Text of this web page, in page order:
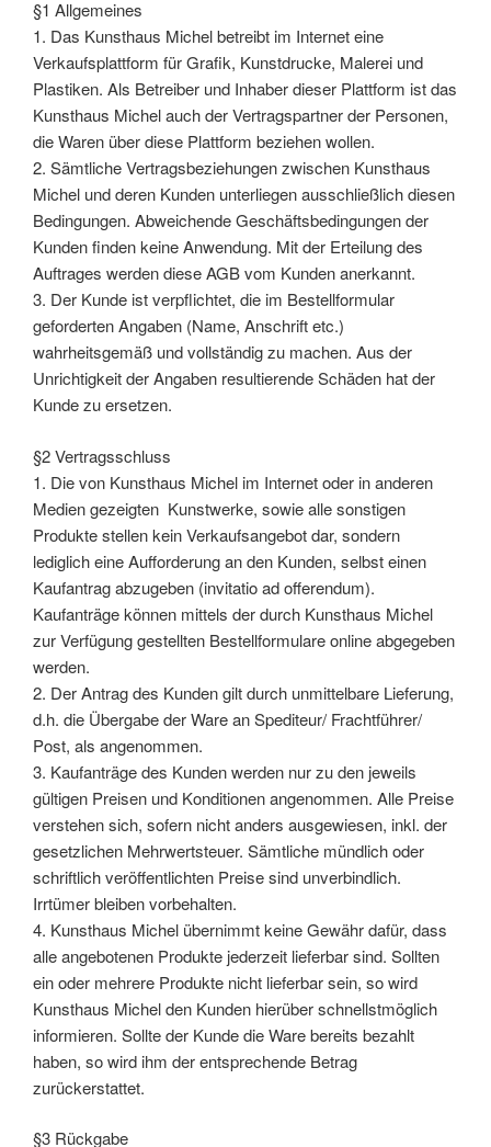
§1 Allgemeines
1. Das Kunsthaus Michel betreibt im Internet eine
Verkaufsplattform für Grafik, Kunstdrucke, Malerei und
Plastiken. Als Betreiber und Inhaber dieser Plattform ist das
Kunsthaus Michel auch der Vertragspartner der Personen,
die Waren über diese Plattform beziehen wollen.
2. Sämtliche Vertragsbeziehungen zwischen Kunsthaus
Michel und deren Kunden unterliegen ausschließlich diesen
Bedingungen. Abweichende Geschäftsbedingungen der
Kunden finden keine Anwendung. Mit der Erteilung des
Auftrages werden diese AGB vom Kunden anerkannt.
3. Der Kunde ist verpflichtet, die im Bestellformular
geforderten Angaben (Name, Anschrift etc.)
wahrheitsgemäß und vollständig zu machen. Aus der
Unrichtigkeit der Angaben resultierende Schäden hat der
Kunde zu ersetzen.
§2 Vertragsschluss
1. Die von Kunsthaus Michel im Internet oder in anderen
Medien gezeigten Kunstwerke, sowie alle sonstigen
Produkte stellen kein Verkaufsangebot dar, sondern
lediglich eine Aufforderung an den Kunden, selbst einen
Kaufantrag abzugeben (invitatio ad offerendum).
Kaufanträge können mittels der durch Kunsthaus Michel
zur Verfügung gestellten Bestellformulare online abgegeben
werden.
2. Der Antrag des Kunden gilt durch unmittelbare Lieferung,
d.h. die Übergabe der Ware an Spediteur/ Frachtführer/
Post, als angenommen.
3. Kaufanträge des Kunden werden nur zu den jeweils
gültigen Preisen und Konditionen angenommen. Alle Preise
verstehen sich, sofern nicht anders ausgewiesen, inkl. der
gesetzlichen Mehrwertsteuer. Sämtliche mündlich oder
schriftlich veröffentlichten Preise sind unverbindlich.
Irrtümer bleiben vorbehalten.
4. Kunsthaus Michel übernimmt keine Gewähr dafür, dass
alle angebotenen Produkte jederzeit lieferbar sind. Sollten
ein oder mehrere Produkte nicht lieferbar sein, so wird
Kunsthaus Michel den Kunden hierüber schnellstmöglich
informieren. Sollte der Kunde die Ware bereits bezahlt
haben, so wird ihm der entsprechende Betrag
zurückerstattet.
§3 Rückgabe